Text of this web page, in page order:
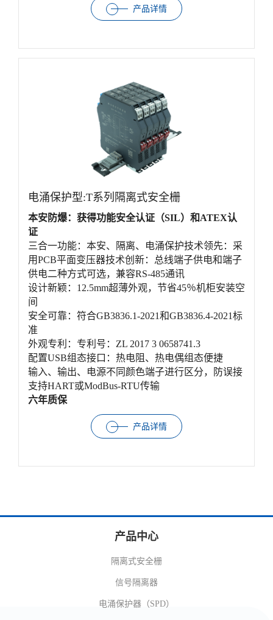
产品详情
电涌保护型:T系列隔离式安全栅
本安防爆：获得功能安全认证（SIL）和ATEX认
证
三合一功能：本安、隔离、电涌保护技术领先：采
用PCB平面变压器技术创新：总线端子供电和端子
供电二种方式可选，兼容RS-485通讯
设计新颖：12.5mm超薄外观，节省45％机柜安装空
间
安全可靠：符合GB3836.1-2021和GB3836.4-2021标
准
外观专利：专利号：ZL 2017 3 0658741.3
配置USB组态接口：热电阻、热电偶组态便捷
输入、输出、电源不同颜色端子进行区分，防误接
支持HART或ModBus-RTU传输
六年质保
产品详情
产品中心
隔离式安全栅
信号隔离器
电涌保护器（SPD）